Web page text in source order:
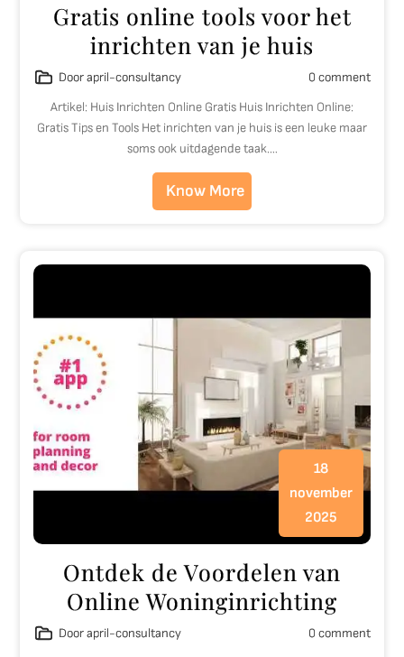
Gratis online tools voor het
inrichten van je huis
Door april-consultancy
0 comment
Artikel: Huis Inrichten Online Gratis Huis Inrichten Online:
Gratis Tips en Tools Het inrichten van je huis is een leuke maar
soms ook uitdagende taak.…
Know More
18
november
2025
Ontdek de Voordelen van
Online Woninginrichting
Door april-consultancy
0 comment